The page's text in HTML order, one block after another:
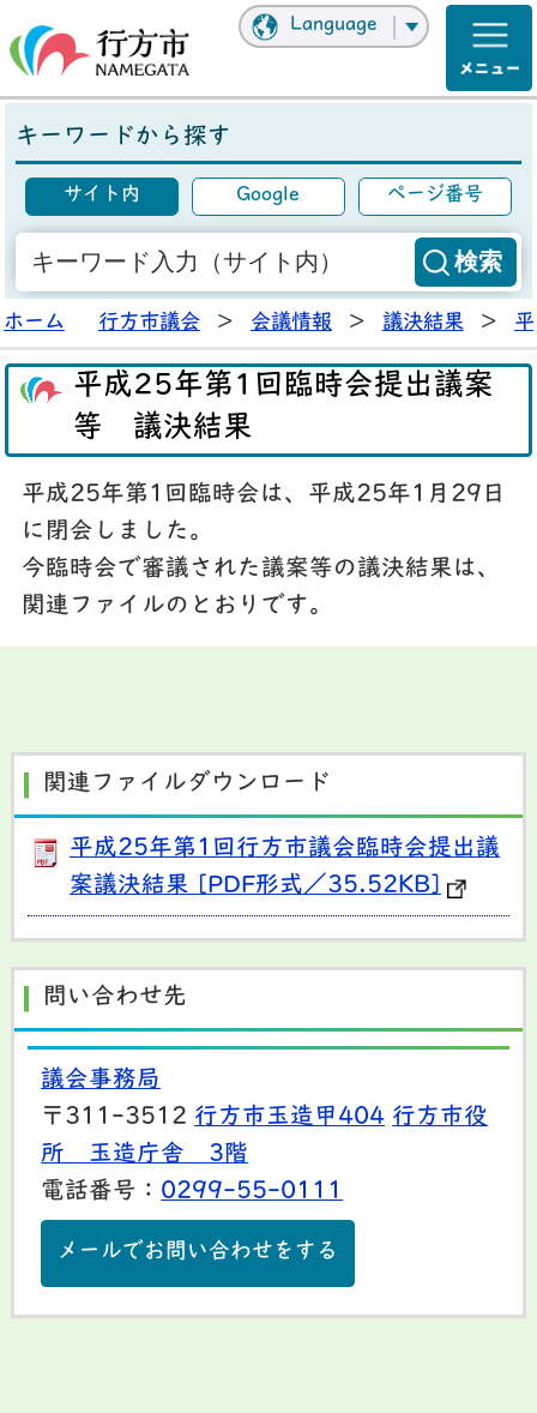
Language
キーワードから探す
サイト内 Google ページ番号
ホーム 行方市議会 > 会議情報 > 議決結果 >
平成25年第1回臨時会提出議案
等 議決結果
平成25年第1回臨時会は、平成25年1月29日
に閉会しました。
今臨時会で審議された議案等の議決結果は、
関連ファイルのとおりです。
関連ファイルダウンロード
平成25年第1回行方市議会臨時会提出議
案議決結果 [PDF形式／35.52KB]
問い合わせ先
議会事務局
〒311-3512 行方市玉造甲404 行方市役
所 玉造庁舎 3階
電話番号： 0299-55-0111
メールでお問い合わせをする